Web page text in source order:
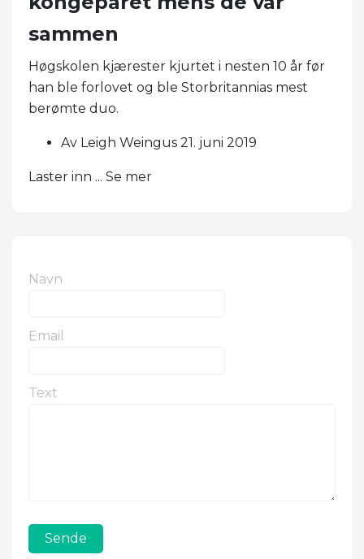
sammen
Høgskolen kjærester kjurtet i nesten 10 år før
han ble forlovet og ble Storbritannias mest
berømte duo.
Av Leigh Weingus 21. juni 2019
Laster inn ... Se mer
Navn
Email
Text
Sende